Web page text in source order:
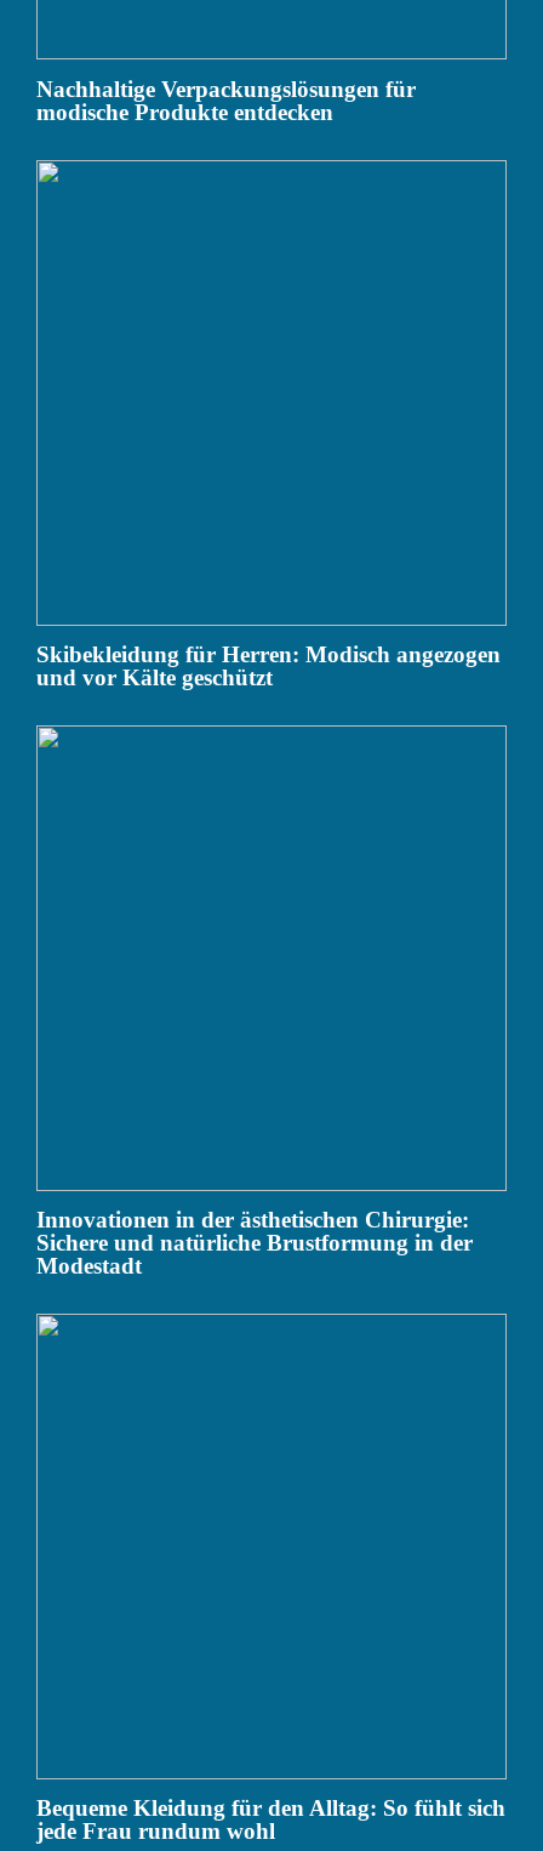
Nachhaltige Verpackungslösungen für
modische Produkte entdecken
Skibekleidung für Herren: Modisch angezogen
und vor Kälte geschützt
Innovationen in der ästhetischen Chirurgie:
Sichere und natürliche Brustformung in der
Modestadt
Bequeme Kleidung für den Alltag: So fühlt sich
jede Frau rundum wohl